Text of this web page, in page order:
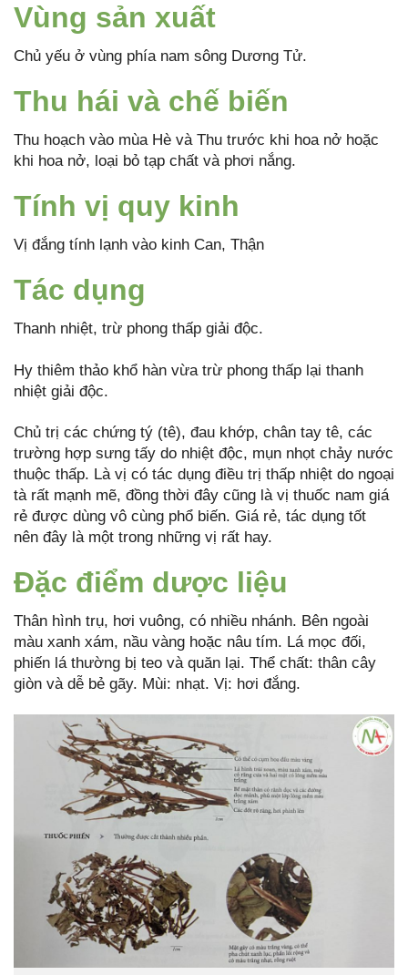
Vùng sản xuất
Chủ yếu ở vùng phía nam sông Dương Tử.
Thu hái và chế biến
Thu hoạch vào mùa Hè và Thu trước khi hoa nở hoặc
khi hoa nở, loại bỏ tạp chất và phơi nắng.
Tính vị quy kinh
Vị đắng tính lạnh vào kinh Can, Thận
Tác dụng
Thanh nhiệt, trừ phong thấp giải độc.
Hy thiêm thảo khổ hàn vừa trừ phong thấp lại thanh
nhiệt giải độc.
Chủ trị các chứng tý (tê), đau khớp, chân tay tê, các
trường hợp sưng tấy do nhiệt độc, mụn nhọt chảy nước
thuộc thấp. Là vị có tác dụng điều trị thấp nhiệt do ngoại
tà rất mạnh mẽ, đồng thời đây cũng là vị thuốc nam giá
rẻ được dùng vô cùng phổ biến. Giá rẻ, tác dụng tốt
nên đây là một trong những vị rất hay.
Đặc điểm dược liệu
Thân hình trụ, hơi vuông, có nhiều nhánh. Bên ngoài
màu xanh xám, nầu vàng hoặc nâu tím. Lá mọc đối,
phiến lá thường bị teo và quăn lại. Thể chất: thân cây
giòn và dễ bẻ gãy. Mùi: nhạt. Vị: hơi đắng.